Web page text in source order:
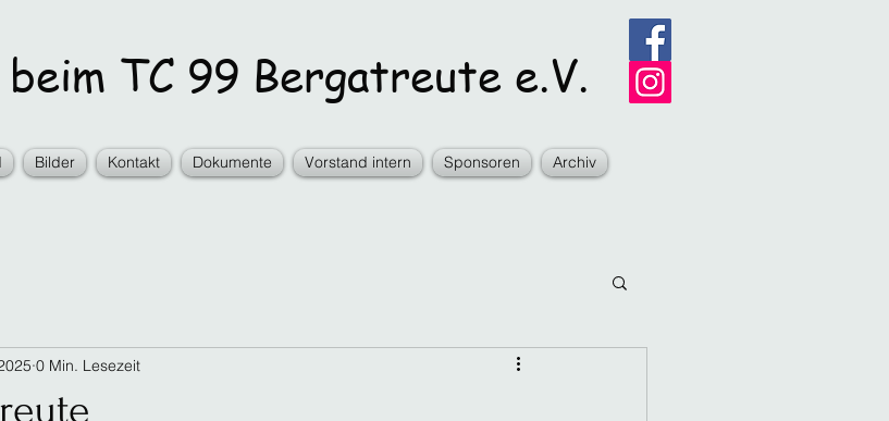
Bilder Kontakt Dokumente Vorstand intern Sponsoren Archiv
TC 99 Bergatreute e.V.
0 Min. Lesezeit